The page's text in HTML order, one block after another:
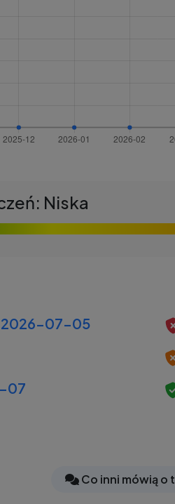
Niska
2026-07-05
07
Co inni mówią o